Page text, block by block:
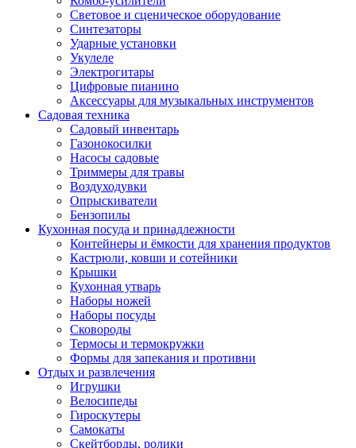
Световое и сценическое оборудование
Синтезаторы
Ударные установки
Укулеле
Электрогитары
Цифровые пианино
Аксессуары для музыкальных инструментов
Садовая техника
Садовый инвентарь
Газонокосилки
Насосы садовые
Триммеры для травы
Воздуходувки
Опрыскиватели
Бензопилы
Кухонная посуда и принадлежности
Контейнеры и ёмкости для хранения продуктов
Кастрюли, ковши и сотейники
Крышки
Кухонная утварь
Наборы ножей
Наборы посуды
Сковороды
Термосы и термокружки
Формы для запекания и противни
Отдых и развлечения
Игрушки
Велосипеды
Гироскутеры
Самокаты
Скейтборды, ролики